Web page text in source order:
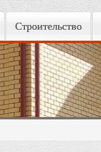
Строительство